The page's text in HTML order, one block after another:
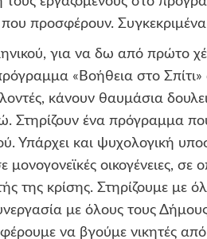
που προσφέρουν.
για να δω από πρώτο
«Βοήθεια στο Σπίτι»
κάνουν θαυμάσια
Στηρίζουν ένα πρόγραμμα
Υπάρχει και ψυχολογική
μονογονεϊκές οικογένειες, σε
της κρίσης. Στηρίζουμε με
με όλους τους
να βγούμε νικητές